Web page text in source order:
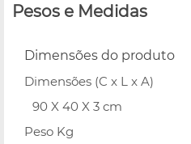
Pesos e Medidas
Dimensões do produto
Dimensões (C x L x A)
90 X 40 X 3 cm
Peso Kg